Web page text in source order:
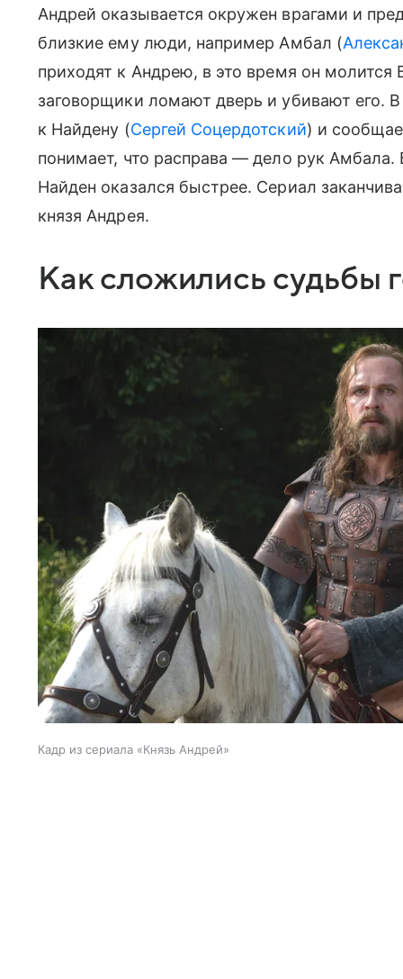
Андрей оказывается окружен врагами и
близкие ему люди, например Амбал (
приходят к Андрею, в это время он молится
заговорщики ломают дверь и убивают его.
к Найдену (Сергей Соцердотский) и
понимает, что расправа — дело рук
Найден оказался быстрее. Сериал
князя Андрея.
Как сложились судьбы
Кадр из сериала «Князь Андрей»